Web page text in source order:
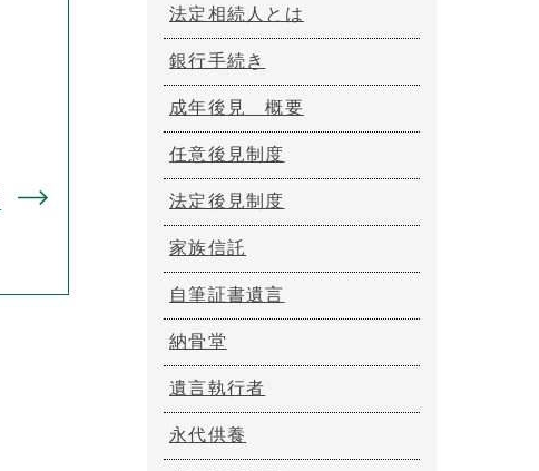
法定相続人とは
銀行手続き
成年後見 概要
任意後見制度
法定後見制度
家族信託
自筆証書遺言
納骨堂
遺言執行者
永代供養